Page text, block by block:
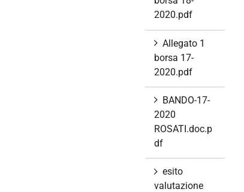
2020.pdf
Allegato 1
borsa 17-
2020.pdf
BANDO-17-
2020
ROSATI.doc.p
df
esito
valutazione